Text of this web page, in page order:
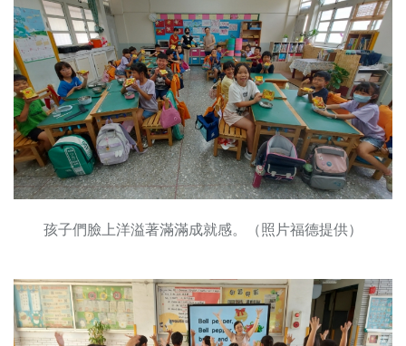
孩子們臉上洋溢著滿滿成就感。（照片福德提供）